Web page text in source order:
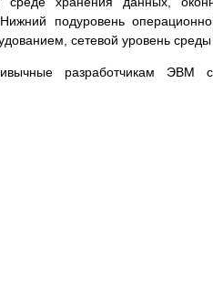
подуровень
сетевой уровень среды
разработчикам ЭВМ